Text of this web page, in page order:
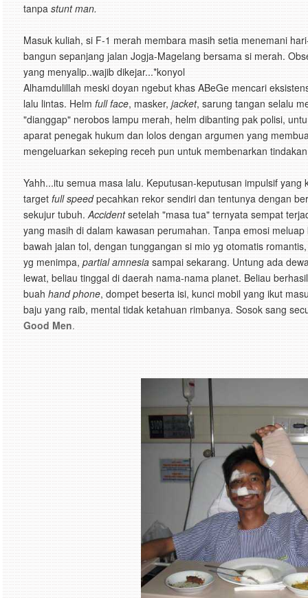
tanpa stunt man.
Masuk kuliah, si F-1 merah membara masih setia menemani
bangun sepanjang jalan Jogja-Magelang bersama si merah.
yang menyalip..wajib dikejar...*konyol
Alhamdulillah meski doyan ngebut khas ABeGe mencari
lalu lintas. Helm full face, masker, jacket, sarung tangan selalu
"dianggap" nerobos lampu merah, helm dibanting pak polisi,
aparat penegak hukum dan lolos dengan argumen yang
mengeluarkan sekeping receh pun untuk membenarkan
Yahh...itu semua masa lalu. Keputusan-keputusan impulsif
target full speedpecahkan rekor sendiri dan tentunya dengan
sekujur tubuh.Accidentsetelah "masa tua" ternyata sempat
yang masih di dalam kawasan perumahan. Tanpa emosi
bawah jalan tol, dengan tunggangan si mio yg otomatis
yg menimpa, partial amnesia sampai sekarang. Untung ada
lewat, beliau tinggal di daerah nama-nama planet. Beliau
buah hand phone, dompet beserta isi, kunci mobil yang ikut
baju yang raib, mental tidak ketahuan rimbanya. Sosok sang
Good Men.